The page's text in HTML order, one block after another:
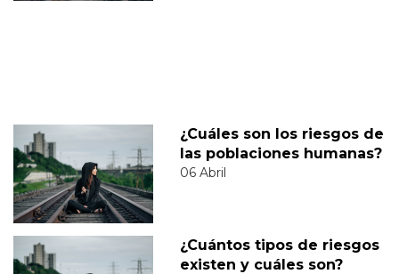
¿Cuáles son los riesgos de
las poblaciones humanas?
06 Abril
¿Cuántos tipos de riesgos
existen y cuáles son?